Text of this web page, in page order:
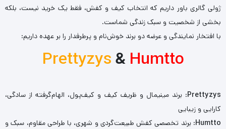
ژولی گالری باور داریم که انتخاب کیف و کفش، فقط یک خرید نیست، بلکه
بخشی از شخصیت و سبک زندگی شماست.
با افتخار نمایندگی و عرضه دو برند خوش‌نام و پرطرفدار را بر عهده داریم:
Prettyzys& Humtto
Prettyzys: برند مینیمال و ظریف کیف و کیف‌پول، الهام‌گرفته از سادگی،
کارایی و زیبایی
Humtto: برند تخصصی کفش طبیعت‌گردی و شهری، با طراحی مقاوم، سبک و